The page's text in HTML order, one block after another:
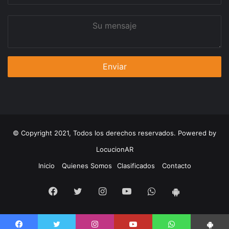
© Copyright 2021, Todos los derechos reservados. Powered by
LocucionAR
Inicio
Quienes Somos Clasificados Contacto
Facebook
TwitterInstagramYoutubeWhatsapp
Android